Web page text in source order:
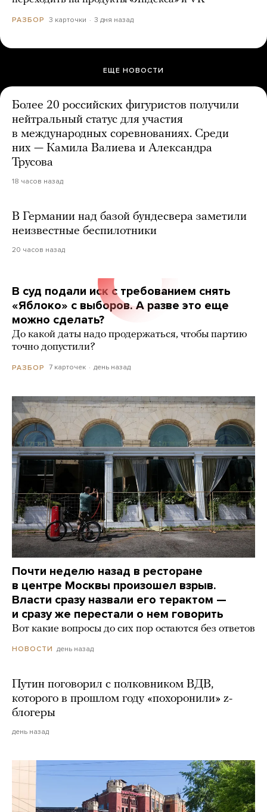
РАЗБОР 3 карточки 3 дня назад
ЕЩЕ НОВОСТИ
Более 20 российских фигуристов получили
нейтральный статус для участия
в международных соревнованиях. Среди
них — Камила Валиева и Александра
Трусова
18 часов назад
В Германии над базой бундесвера заметили
неизвестные беспилотники
20 часов назад
В суд подали иск с требованием снять
«Яблоко» с выборов. А разве это еще
можно сделать?
До какой даты надо продержаться, чтобы партию
точно допустили?
РАЗБОР 7 карточек день назад
Почти неделю назад в ресторане
в центре Москвы произошел взрыв.
Власти сразу назвали его терактом —
и сразу же перестали о нем говорить
Вот какие вопросы до сих пор остаются без ответов
НОВОСТИ день назад
Путин поговорил с полковником ВДВ,
которого в прошлом году «похоронили» z-
блогеры
день назад